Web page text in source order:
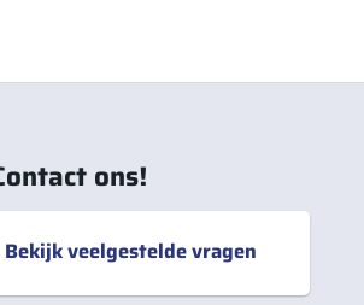
ons!
Bekijk veelgestelde vragen